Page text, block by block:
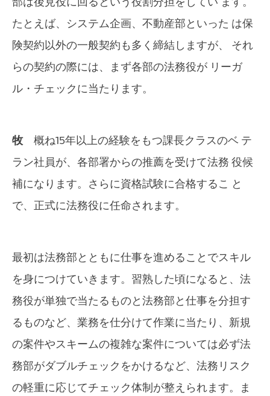
たとえば、システム企画、不動産部といった は保
険契約以外の一般契約も多く締結しますが、 それ
らの契約の際には、まず各部の法務役が リーガ
ル・チェックに当たります。
牧概ね15年以上の経験をもつ課長クラスのベ テ
ラン社員が、各部署からの推薦を受けて法務 役候
補になります。さらに資格試験に合格するこ と
で、正式に法務役に任命されます。
最初は法務部とともに仕事を進めることでスキル
を身につけていきます。習熟した頃になると、法
務役が単独で当たるものと法務部と仕事を分担す
るものなど、業務を仕分けて作業に当たり、新規
の案件やスキームの複雑な案件については必ず法
務部がダブルチェックをかけるなど、法務リスク
の軽重に応じてチェック体制が整えられます。ま